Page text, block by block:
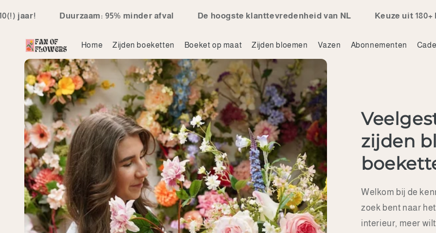
de inhoud
Duurzaam: 95% minder afval De hoogste klanttevredenheid van NL Keuze uit 180+
Home Zijden boeketten Boeket op maat Zijden bloemen Vazen Abonnementen
zijden
Welkom bij de
zoek bent naar
interieur, meer